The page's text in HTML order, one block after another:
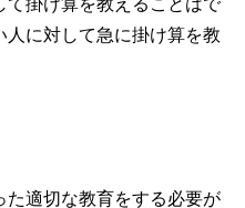
人に対して急に掛け算を教
た適切な教育をする必要が